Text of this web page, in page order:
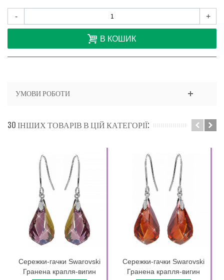
- +
В КОШИК
УМОВИ РОБОТИ
30 ІНШИХ ТОВАРІВ В ЦІЙ КАТЕГОРІЇ:
Сережки-гачки Swarovski
Гранена крапля-вигин
Сережки-гачки Swarovski
Гранена крапля-вигин